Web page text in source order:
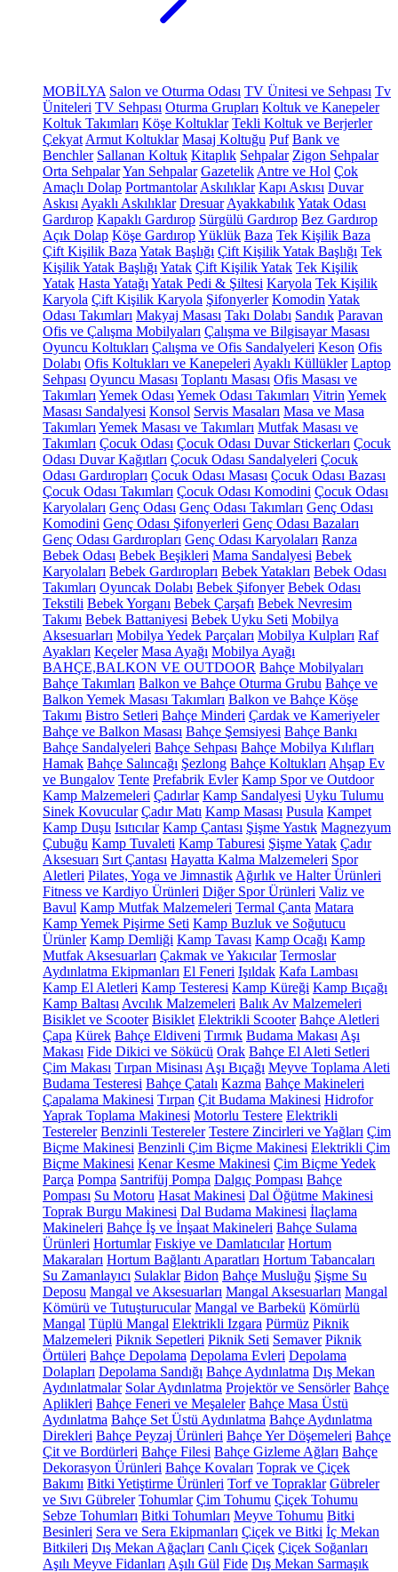
MOBİLYA Salon ve Oturma Odası TV Ünitesi ve Sehpası Tv
Üniteleri TV Sehpası Oturma Grupları Koltuk ve Kanepeler
Koltuk Takımları Köşe Koltuklar Tekli Koltuk ve Berjerler
Çekyat Armut Koltuklar Masaj Koltuğu Puf Bank ve
Benchler Sallanan Koltuk Kitaplık Sehpalar Zigon Sehpalar
Orta SehpalarYan Sehpalar Gazetelik Antre ve Hol Çok
Amaçlı Dolap Portmantolar Askılıklar Kapı Askısı Duvar
Askısı Ayaklı Askılıklar Dresuar AyakkabılıkYatak Odası
Gardırop Kapaklı Gardırop Sürgülü Gardırop Bez Gardırop
Açık Dolap Köşe GardıropYüklük Baza Tek Kişilik Baza
Çift Kişilik Baza Yatak Başlığı Çift Kişilik Yatak Başlığı Tek
Kişilik Yatak Başlığı Yatak Çift Kişilik Yatak Tek Kişilik
Yatak Hasta Yatağı Yatak Pedi & Şiltesi Karyola Tek Kişilik
Karyola Çift Kişilik Karyola Şifonyerler Komodin Yatak
Odası Takımları Makyaj Masası Takı Dolabı Sandık Paravan
Ofis ve Çalışma Mobilyaları Çalışma ve Bilgisayar Masası
Oyuncu Koltukları Çalışma ve Ofis Sandalyeleri Keson Ofis
Dolabı Ofis Koltukları ve Kanepeleri Ayaklı Küllükler Laptop
Sehpası Oyuncu Masası Toplantı Masası Ofis Masası ve
Takımları Yemek Odası Yemek Odası Takımları Vitrin Yemek
Masası Sandalyesi Konsol Servis Masaları Masa ve Masa
Takımları Yemek Masası ve Takımları Mutfak Masası ve
Takımları Çocuk Odası Çocuk Odası Duvar Stickerları Çocuk
Odası Duvar Kağıtları Çocuk Odası Sandalyeleri Çocuk
Odası Gardıropları Çocuk Odası Masası Çocuk Odası Bazası
Çocuk Odası Takımları Çocuk Odası Komodini Çocuk Odası
Karyolaları Genç Odası Genç Odası Takımları Genç Odası
Komodini Genç Odası Şifonyerleri Genç Odası Bazaları
Genç Odası Gardıropları Genç Odası Karyolaları Ranza
Bebek Odası Bebek Beşikleri Mama Sandalyesi Bebek
Karyolaları Bebek Gardıropları Bebek Yatakları Bebek Odası
Takımları Oyuncak Dolabı Bebek Şifonyer Bebek Odası
Tekstili Bebek Yorganı Bebek Çarşafı Bebek Nevresim
Takımı Bebek Battaniyesi Bebek Uyku Seti Mobilya
Aksesuarları Mobilya Yedek Parçaları Mobilya Kulpları Raf
Ayakları Keçeler Masa Ayağı Mobilya Ayağı
BAHÇE,BALKON VE OUTDOOR Bahçe Mobilyaları
Bahçe Takımları Balkon ve Bahçe Oturma Grubu Bahçe ve
Balkon Yemek Masası Takımları Balkon ve Bahçe Köşe
Takımı Bistro Setleri Bahçe Minderi Çardak ve Kameriyeler
Bahçe ve Balkon Masası Bahçe Şemsiyesi Bahçe Bankı
Bahçe Sandalyeleri Bahçe Sehpası Bahçe Mobilya Kılıfları
Hamak Bahçe Salıncağı Şezlong Bahçe Koltukları Ahşap Ev
ve Bungalov Tente Prefabrik Evler Kamp Spor ve Outdoor
Kamp Malzemeleri Çadırlar Kamp Sandalyesi Uyku Tulumu
Sinek Kovucular Çadır Matı Kamp Masası Pusula Kampet
Kamp Duşu Isıtıcılar Kamp Çantası Şişme Yastık Magnezyum
Çubuğu Kamp Tuvaleti Kamp Taburesi Şişme Yatak Çadır
Aksesuarı Sırt Çantası Hayatta Kalma Malzemeleri Spor
Aletleri Pilates, Yoga ve Jimnastik Ağırlık ve Halter Ürünleri
Fitness ve Kardiyo Ürünleri Diğer Spor Ürünleri Valiz ve
Bavul Kamp Mutfak Malzemeleri Termal Çanta Matara
Kamp Yemek Pişirme Seti Kamp Buzluk ve Soğutucu
Ürünler Kamp Demliği Kamp Tavası Kamp Ocağı Kamp
Mutfak Aksesuarları Çakmak ve Yakıcılar Termoslar
Aydınlatma Ekipmanları El Feneri Işıldak Kafa Lambası
Kamp El Aletleri Kamp Testeresi Kamp Küreği Kamp Bıçağı
Kamp Baltası Avcılık Malzemeleri Balık Av Malzemeleri
Bisiklet ve Scooter Bisiklet Elektrikli Scooter Bahçe Aletleri
Çapa Kürek Bahçe Eldiveni Tırmık Budama Makası Aşı
Makası Fide Dikici ve Sökücü Orak Bahçe El Aleti Setleri
Çim Makası Tırpan Misinası Aşı Bıçağı Meyve Toplama Aleti
Budama Testeresi Bahçe Çatalı Kazma Bahçe Makineleri
Çapalama Makinesi Tırpan Çit Budama Makinesi Hidrofor
Yaprak Toplama Makinesi Motorlu Testere Elektrikli
Testereler Benzinli Testereler Testere Zincirleri ve Yağları Çim
Biçme Makinesi Benzinli Çim Biçme Makinesi Elektrikli Çim
Biçme Makinesi Kenar Kesme Makinesi Çim Biçme Yedek
Parça Pompa Santrifüj Pompa Dalgıç Pompası Bahçe
Pompası Su Motoru Hasat Makinesi Dal Öğütme Makinesi
Toprak Burgu Makinesi Dal Budama Makinesi İlaçlama
Makineleri Bahçe İş ve İnşaat Makineleri Bahçe Sulama
Ürünleri Hortumlar Fıskiye ve Damlatıcılar Hortum
Makaraları Hortum Bağlantı Aparatları Hortum Tabancaları
Su Zamanlayıcı Sulaklar Bidon Bahçe Musluğu Şişme Su
Deposu Mangal ve Aksesuarları Mangal Aksesuarları Mangal
Kömürü ve Tutuşturucular Mangal ve Barbekü Kömürlü
Mangal Tüplü Mangal Elektrikli Izgara Pürmüz Piknik
Malzemeleri Piknik Sepetleri Piknik Seti Semaver Piknik
Örtüleri Bahçe Depolama Depolama Evleri Depolama
Dolapları Depolama Sandığı Bahçe Aydınlatma Dış Mekan
Aydınlatmalar Solar Aydınlatma Projektör ve Sensörler Bahçe
Aplikleri Bahçe Feneri ve Meşaleler Bahçe Masa Üstü
Aydınlatma Bahçe Set Üstü Aydınlatma Bahçe Aydınlatma
Direkleri Bahçe Peyzaj Ürünleri Bahçe Yer Döşemeleri Bahçe
Çit ve Bordürleri Bahçe Filesi Bahçe Gizleme Ağları Bahçe
Dekorasyon Ürünleri Bahçe Kovaları Toprak ve Çiçek
Bakımı Bitki Yetiştirme Ürünleri Torf ve Topraklar Gübreler
ve Sıvı Gübreler Tohumlar Çim Tohumu Çiçek Tohumu
Sebze Tohumları Bitki Tohumları Meyve Tohumu Bitki
Besinleri Sera ve Sera Ekipmanları Çiçek ve Bitki İç Mekan
Bitkileri Dış Mekan Ağaçları Canlı Çiçek Çiçek Soğanları
Aşılı Meyve Fidanları Aşılı Gül Fide Dış Mekan Sarmaşık